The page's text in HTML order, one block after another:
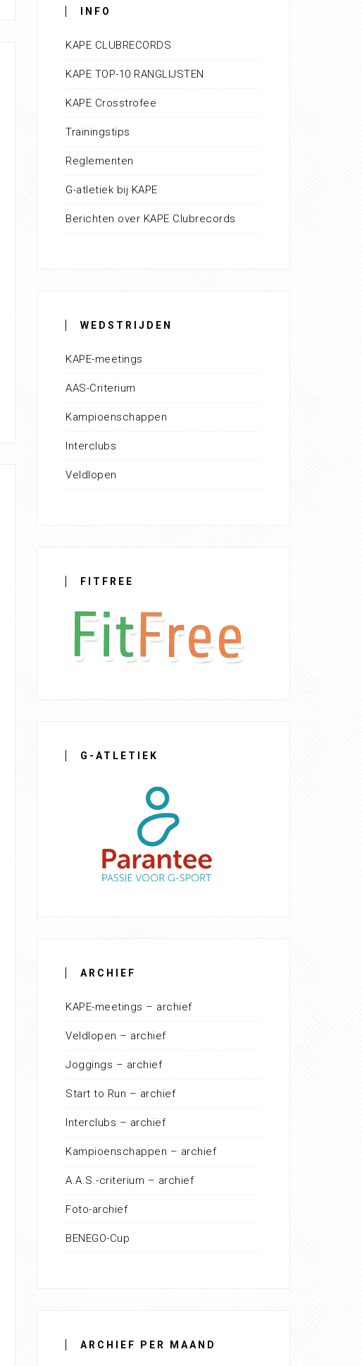
INFO
KAPE CLUBRECORDS
KAPE TOP-10 RANGLIJSTEN
KAPE Crosstrofee
Trainingstips
Reglementen
G-atletiek bij KAPE
Berichten over KAPE Clubrecords
WEDSTRIJDEN
KAPE-meetings
AAS-Criterium
Kampioenschappen
Interclubs
Veldlopen
FITFREE
G-ATLETIEK
ARCHIEF
KAPE-meetings – archief
Veldlopen – archief
Joggings – archief
Start to Run – archief
Interclubs – archief
Kampioenschappen – archief
A.A.S.-criterium – archief
Foto-archief
BENEGO-Cup
ARCHIEF PER MAAND